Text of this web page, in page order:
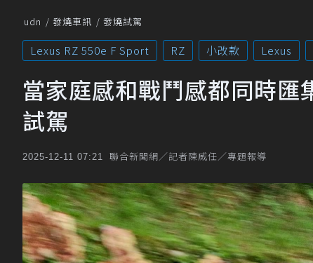
udn 發燒車訊 發燒試駕
Lexus RZ 550e F Sport RZ 小改款 Lexus
當家庭感和戰鬥感都同時
試駕
2025-12-11 07:21 聯合新聞網／記者陳威任／專題報導